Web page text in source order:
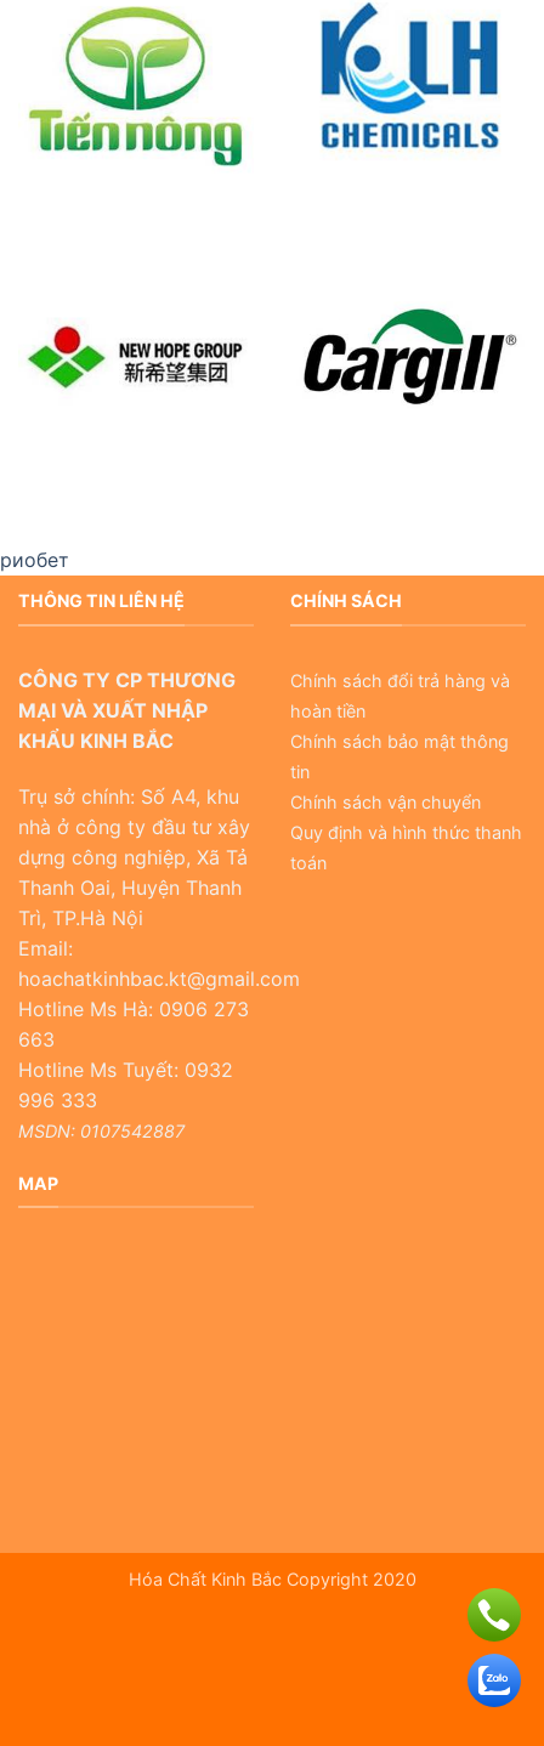
риобет
THÔNG TIN LIÊN HỆ
CÔNG TY CP THƯƠNG
MẠI VÀ XUẤT NHẬP
KHẨU KINH BẮC
Trụ sở chính: Số A4, khu
nhà ở công ty đầu tư xây
dựng công nghiệp, Xã Tả
Thanh Oai, Huyện Thanh
Trì, TP.Hà Nội
Email:
hoachatkinhbac.kt@gmail.com
Hotline Ms Hà: 0906 273
663
Hotline Ms Tuyết: 0932
996 333
MSDN: 0107542887
CHÍNH SÁCH
Chính sách đổi trả hàng và
hoàn tiền
Chính sách bảo mật thông
tin
Chính sách vận chuyển
Quy định và hình thức thanh
toán
MAP
Hóa Chất Kinh Bắc Copyright 2020